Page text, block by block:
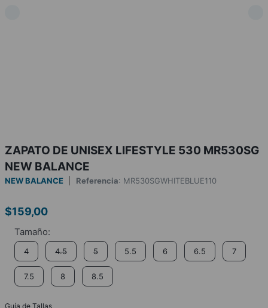
ZAPATO DE UNISEX LIFESTYLE 530 MR530SG
NEW BALANCE
NEW BALANCE Referencia: MR530SGWHITEBLUE110
$159,00
4 4.5 5 5.5 6 6.5 7
7.5 8 8.5
Guía de Tallas